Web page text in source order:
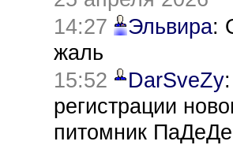
14:27
Эльвира:
жаль
15:52
DarSveZy
регистрации
питомник